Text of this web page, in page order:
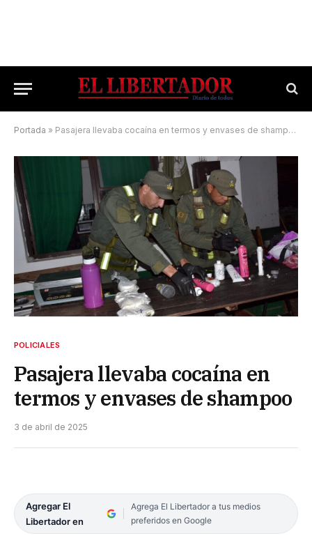
Portada » Pasajera llevaba cocaína en termos y envases de shampoo
POLICIALES
Pasajera llevaba cocaína en
termos y envases de shampoo
3 de abril de 2025
Agregar El
Libertador en
Agrega El Libertador a tus medios
preferidos en Google